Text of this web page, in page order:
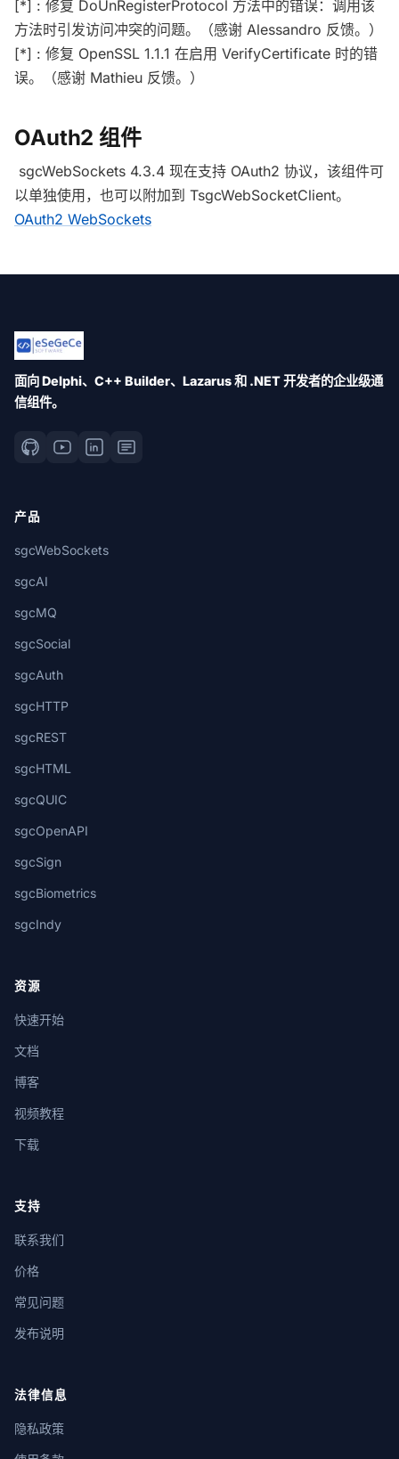
[*] : 修复 DoUnRegisterProtocol 方法中的错误：调用该
方法时引发访问冲突的问题。（感谢 Alessandro 反馈。）
[*] : 修复 OpenSSL 1.1.1 在启用 VerifyCertificate 时的错
误。（感谢 Mathieu 反馈。）
OAuth2 组件
sgcWebSockets 4.3.4 现在支持 OAuth2 协议，该组件可
以单独使用，也可以附加到 TsgcWebSocketClient。
OAuth2 WebSockets
面向 Delphi、C++ Builder、Lazarus 和 .NET 开发者的企业级通
信组件。
产品
sgcWebSockets
sgcAI
sgcMQ
sgcSocial
sgcAuth
sgcHTTP
sgcREST
sgcHTML
sgcQUIC
sgcOpenAPI
sgcSign
sgcBiometrics
sgcIndy
资源
快速开始
文档
博客
视频教程
下载
支持
联系我们
价格
常见问题
发布说明
法律信息
隐私政策